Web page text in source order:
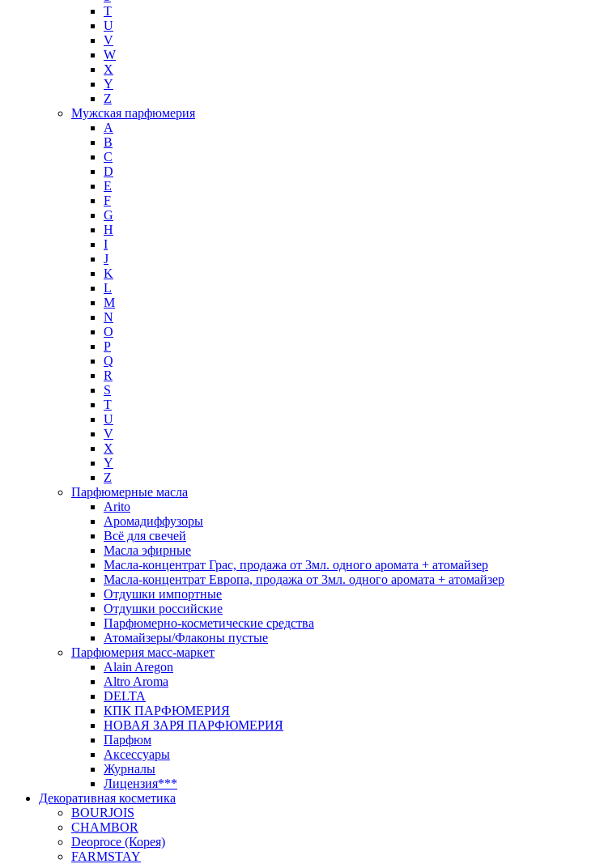
T
U
V
W
X
Y
Z
Мужская парфюмерия
A
B
C
D
E
F
G
H
I
J
K
L
M
N
O
P
Q
R
S
T
U
V
X
Y
Z
Парфюмерные масла
Arito
Аромадиффузоры
Всё для свечей
Масла эфирные
Масла-концентрат Грас, продажа от 3мл. одного аромата + атомайзер
Масла-концентрат Европа, продажа от 3мл. одного аромата + атомайзер
Отдушки импортные
Отдушки российские
Парфюмерно-косметические средства
Атомайзеры/Флаконы пустые
Парфюмерия масс-маркет
Alain Aregon
Altro Aroma
DELTA
КПК ПАРФЮМЕРИЯ
НОВАЯ ЗАРЯ ПАРФЮМЕРИЯ
Парфюм
Аксессуары
Журналы
Лицензия***
Декоративная косметика
BOURJOIS
CHAMBOR
Deoproce (Корея)
FARMSTAY